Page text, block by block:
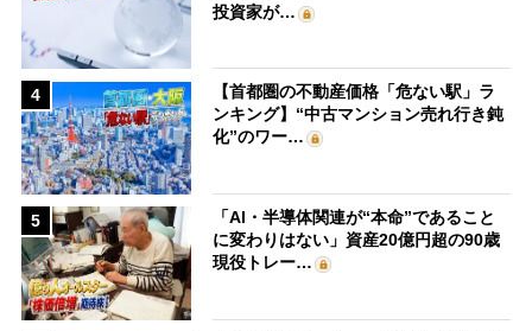
投資家が…
4
【首都圏の不動産価格「危ない駅」ラ
ンキング】“中古マンション売れ行き鈍
化”のワー…
5
「AI・半導体関連が“本命”であること
に変わりはない」資産20億円超の90歳
現役トレー…